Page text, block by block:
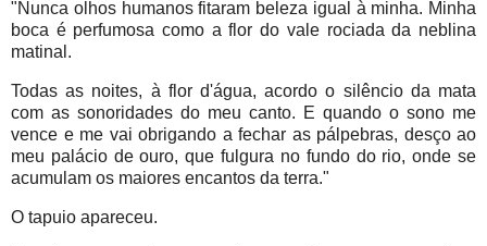
"Nunca olhos humanos fitaram beleza igual à minha. Minha
boca é perfumosa como a flor do vale rociada da neblina
matinal.
Todas as noites, à flor d'água, acordo o silêncio da mata
com as sonoridades do meu canto. E quando o sono me
vence e me vai obrigando a fechar as pálpebras, desço ao
meu palácio de ouro, que fulgura no fundo do rio, onde se
acumulam os maiores encantos da terra."
O tapuio apareceu.